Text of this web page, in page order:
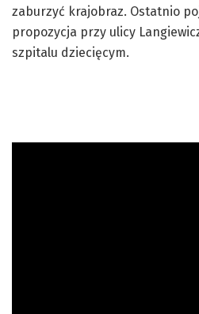
zaburzyć krajobraz. Ostatnio
propozycja przy ulicy
szpitalu dziecięcym.